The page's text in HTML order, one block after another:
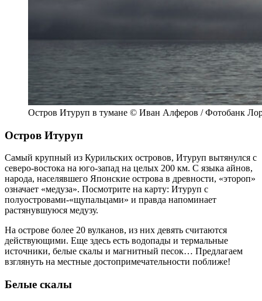
Остров Итуруп в тумане © Иван Алферов / Фотобанк
Остров Итуруп
Самый крупный из Курильских островов, Итуруп вытянулся с
северо-востока на юго-запад на целых 200 км. С языка айнов,
народа, населявшего Японские острова в древности, «этороп»
означает «медуза». Посмотрите на карту: Итуруп с
полуостровами-«щупальцами» и правда напоминает
растянувшуюся медузу.
На острове более 20 вулканов, из них девять считаются
действующими. Еще здесь есть водопады и термальные
источники, белые скалы и магнитный песок… Предлагаем
взглянуть на местные достопримечательности поближе!
Белые скалы